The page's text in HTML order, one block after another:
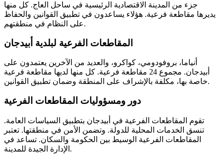
جزء من المدينة الاقتصادية الرئيسية في ساحل العاج. كل منها
يديرها مقاطعة فرعية. هؤلاء يساعدون في تطبيق القوانين والحفاظ
على النظام في منطقتهم.
المقاطعات الفرعية لبلدية أبيدجان
أنياما، بروفودومي، كواكرو، والعديد من الآخرين يعتمدون على
أبيدجان. مجموع 24 مقاطعة فرعية. كل منها لديها مقاطعة فرعية
خاصة بها، مكلفة بالإشراف على المنطقة وضمان تطبيق القوانين.
دور ومسؤوليات المقاطعات الفرعية
تقوم المقاطعات الفرعية في أبيدجان بتطبيق السياسات العامة.
تنسق الخدمات المحلية للدولة. وتضمن الأمن في منطقتها. تعتبر
المقاطعات الفرعية الوسيط بين الحكومة والسكان. تساعد في
الإدارة الجيدة للمدينة.